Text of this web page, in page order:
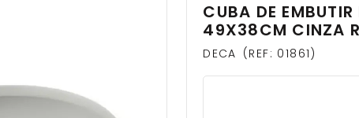
CUBA DE
49X38CM CINZA
DECA REF: 01861